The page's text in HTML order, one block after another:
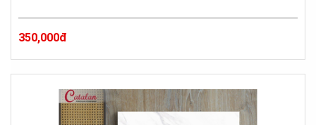
350,000đ